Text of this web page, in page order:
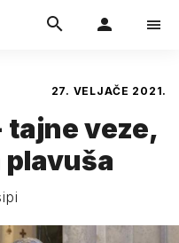
27. VELJAČE 2021.
tajne veze,